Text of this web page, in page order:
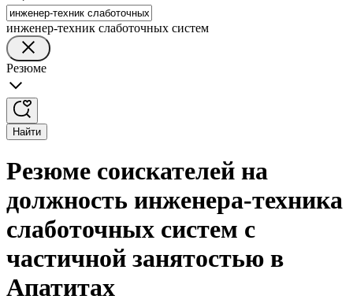
инженер-техник слаботочных систем
Резюме
Найти
Резюме соискателей на
должность инженера-техника
слаботочных систем с
частичной занятостью в
Апатитах